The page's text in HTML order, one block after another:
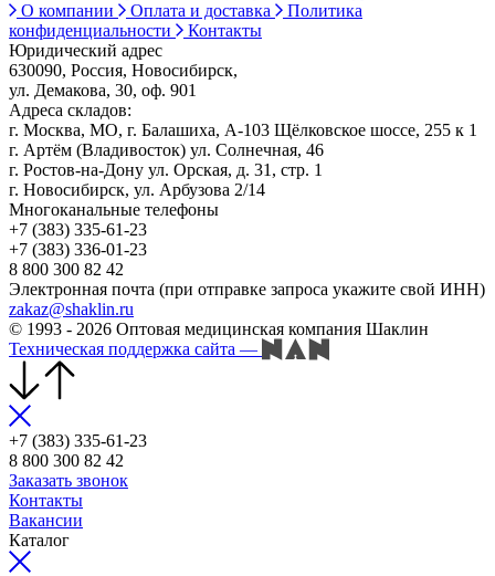
О компании
Оплата и доставка
Политика
конфиденциальности
Контакты
Юридический адрес
630090, Россия, Новосибирск,
ул. Демакова, 30, оф. 901
Адреса складов:
г. Москва, МО, г. Балашиха, А-103 Щёлковское шоссе, 255 к 1
г. Артём (Владивосток) ул. Солнечная, 46
г. Ростов-на-Дону ул. Орская, д. 31, стр. 1
г. Новосибирск, ул. Арбузова 2/14
Многоканальные телефоны
+7 (383) 335-61-23
+7 (383) 336-01-23
8 800 300 82 42
Электронная почта (при отправке запроса укажите свой ИНН)
zakaz@shaklin.ru
© 1993 - 2026 Оптовая медицинская компания Шаклин
Техническая поддержка сайта —
+7 (383) 335-61-23
8 800 300 82 42
Заказать звонок
Контакты
Вакансии
Каталог